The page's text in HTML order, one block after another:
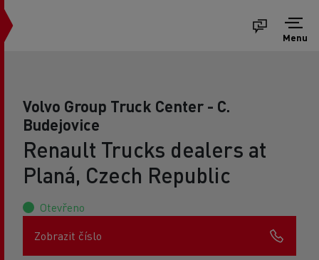
Menu
Volvo Group Truck Center - C.
Budejovice
Renault Trucks dealers at
Planá, Czech Republic
Otevřeno
Zobrazit číslo